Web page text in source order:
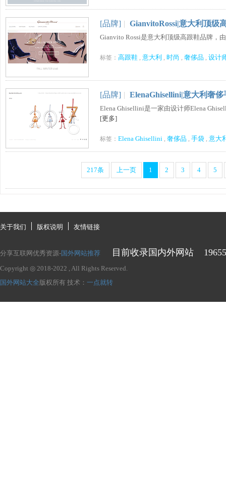
[品牌] | GianvitoRossi|意大利顶级
Gianvito Rossi是意大利顶级高跟鞋品牌，
标签： 高跟鞋 , 意大利 , 时尚 , 奢侈品 , 设计
[品牌] | ElenaGhisellini|意大利奢
Elena Ghisellini是一家由设计师Elena
[更多]
标签： Elena Ghisellini , 奢侈品 , 手袋 , 意大
217条 上一页 1 2 3 4 5
关于我们 版权说明 友情链接
分享互联网优秀资源-国外网站推荐 目前收录国内外网站 19655
Copyright ◎ 2018-2022 , All Rights Reserved.
国外网站大全 版权所有 技术： 一点就转